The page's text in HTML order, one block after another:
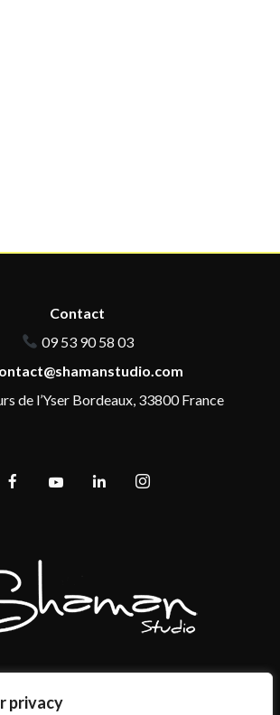
privacy
Contact
09 53 90 58 03
de l’Yser Bordeaux, 33800 France